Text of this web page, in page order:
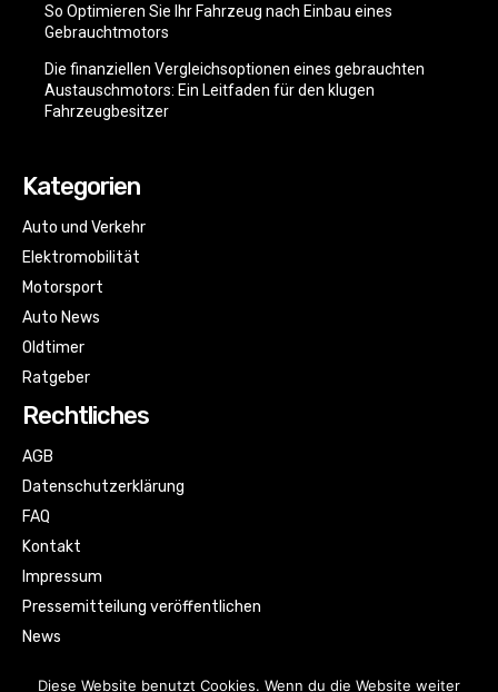
So Optimieren Sie Ihr Fahrzeug nach Einbau eines
Gebrauchtmotors
Die finanziellen Vergleichsoptionen eines gebrauchten
Austauschmotors: Ein Leitfaden für den klugen
Fahrzeugbesitzer
Kategorien
Auto und Verkehr
Elektromobilität
Motorsport
Auto News
Oldtimer
Ratgeber
Rechtliches
AGB
Datenschutzerklärung
FAQ
Kontakt
Impressum
Pressemitteilung veröffentlichen
News
Diese Website benutzt Cookies. Wenn du die Website weiter